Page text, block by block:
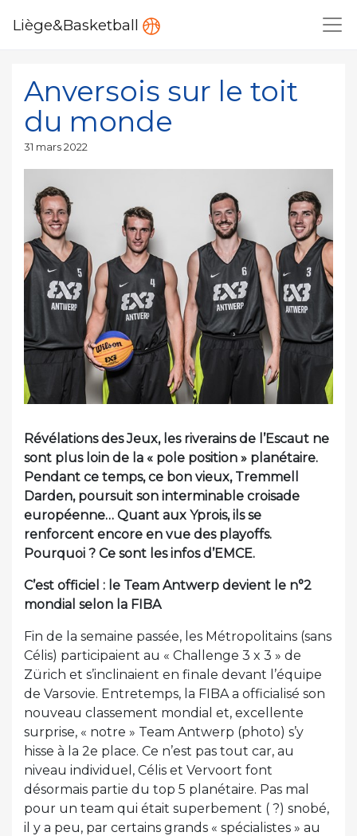
Liège&Basketball
Anversois sur le toit
du monde
Publié
31 mars 2022
Révélations des Jeux, les riverains de l’Escaut ne
sont plus loin de la « pole position » planétaire.
Pendant ce temps, ce bon vieux, Tremmell
Darden, poursuit son interminable croisade
européenne… Quant aux Yprois, ils se
renforcent encore en vue des playoffs.
Pourquoi ? Ce sont les infos d’EMCE.
C’est officiel : le Team Antwerp devient le n°2
mondial selon la FIBA
Fin de la semaine passée, les Métropolitains (sans
Célis) participaient au « Challenge 3 x 3 » de
Zürich et s’inclinaient en finale devant l’équipe
de Varsovie. Entretemps, la FIBA a officialisé son
nouveau classement mondial et, excellente
surprise, « notre » Team Antwerp (photo) s’y
hisse à la 2e place. Ce n’est pas tout car, au
niveau individuel, Célis et Vervoort font
désormais partie du top 5 planétaire. Pas mal
pour un team qui était superbement ( ?) snobé,
il y a peu, par certains grands « spécialistes » au